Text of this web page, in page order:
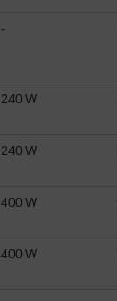
-
240 W
240 W
400 W
400 W